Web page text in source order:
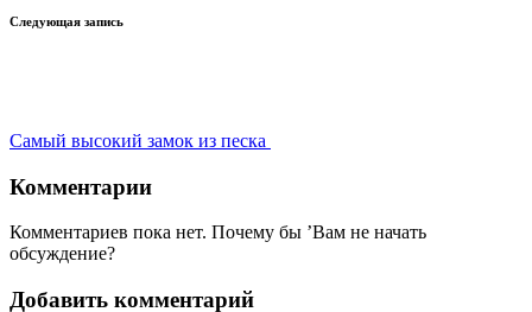
Следующая запись
Самый высокий замок из песка
Комментарии
Комментариев пока нет. Почему бы ’Вам не начать
обсуждение?
Добавить комментарий